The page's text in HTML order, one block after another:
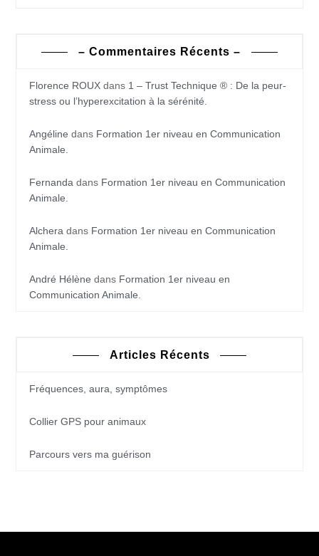
– Commentaires Récents –
Florence ROUX dans 1 – Trust Technique ® : De la peur-
stress ou l’hyperexcitation à la sérénité.
Angéline dans Formation 1er niveau en Communication
Animale.
Fernanda dans Formation 1er niveau en Communication
Animale.
Alchera dans Formation 1er niveau en Communication
Animale.
André Hélène dans Formation 1er niveau en
Communication Animale.
Articles Récents
Fréquences, aura, symptômes
Collier GPS pour animaux
Parcours vers ma guérison